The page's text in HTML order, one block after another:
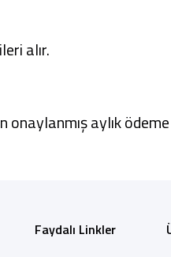
alır.
aylık
Faydalı Linkler